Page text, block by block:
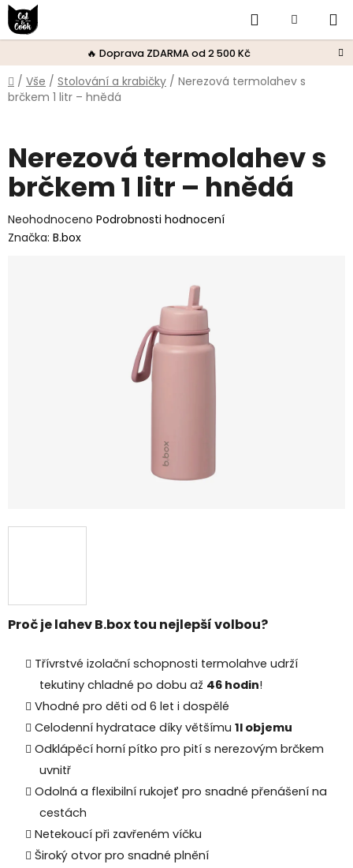
Přejít
na
obsah
🔥 Doprava ZDARMA od 2 500 Kč
HledatNákupní
košík
Domů
/ Vše / Stolování a krabičky / Nerezová termolahev s
brčkem 1 litr – hnědá
Proč je lahev B.box tou nejlepší volbou?
Třívrstvé izolační schopnosti termolahve udrží
tekutiny chladné po dobu až 46 hodin!
Vhodné pro děti od 6 let i dospělé
Celodenní hydratace díky většímu 1l objemu
Odklápěcí horní pítko pro pití s nerezovým brčkem
uvnitř
Odolná a flexibilní rukojeť pro snadné přenášení na
cestách
Netekoucí při zavřeném víčku
Široký otvor pro snadné plnění
Nerezová termolahev s
brčkem 1 litr – hnědá
Průměrné
hodnocení
Neohodnoceno Podrobnosti hodnocení
Značka: B.box